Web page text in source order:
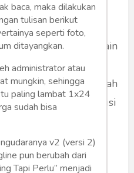
Beberapa orang
derajat lebih
supaya orang lain
mereka. Inilah akar
yang dengan mudah
maupun institusi
tidak turun dari
budaya yang tak
baca, maka dilakukan
tulisan berikut
seperti foto,
ditayangkan.
administrator atau
mungkin, sehingga
paling lambat 1x24
sudah bisa
v2 (versi 2)
pun berubah dari
Tapi Perlu” menjadi